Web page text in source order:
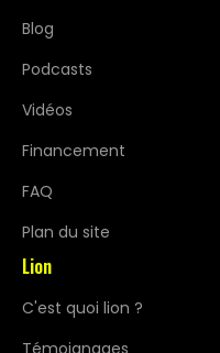
Blog
Podcasts
Vidéos
Financement
FAQ
Plan du site
Lion
C'est quoi lion ?
Témoignages